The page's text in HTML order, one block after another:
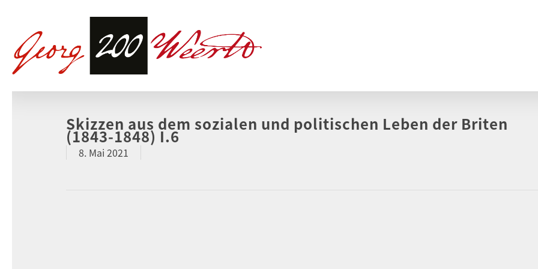
Skizzen aus dem sozialen und politischen Leben der Briten
(1843-1848) I.6
8. Mai 2021